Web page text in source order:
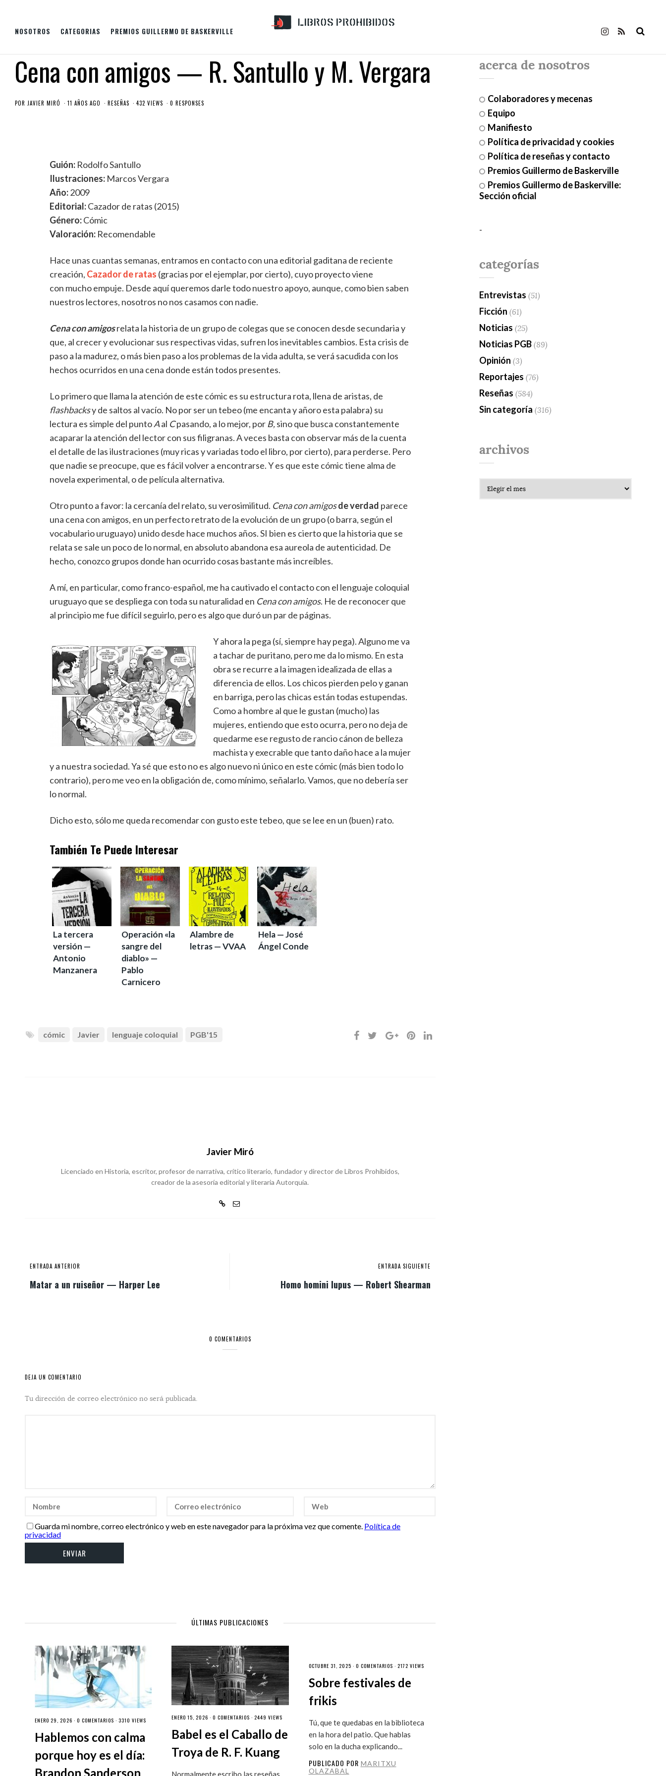
NOSOTROS CATEGORIAS PREMIOS GUILLERMO DE BASKERVILLE
Cena con amigos — R. Santullo y M. Vergara
POR JAVIER MIRÓ 11 AÑOS AGO RESEÑAS 432 VIEWS 0 RESPONSES
Guión: Rodolfo Santullo
Ilustraciones: Marcos Vergara
Año:2009
Editorial:Cazador de ratas (2015)
Género:Cómic
Valoración:Recomendable
Hace unas cuantas semanas, entramos en contacto con una editorial gaditana de reciente
creación, Cazador de ratas (gracias por el ejemplar, por cierto), cuyo proyecto viene
con mucho empuje. Desde aquí queremos darle todo nuestro apoyo, aunque, como bien saben
nuestros lectores, nosotros no nos casamos con nadie.
Cena con amigosrelata la historia de un grupo de colegas que se conocen desde secundaria y
que, al crecer y evolucionar sus respectivas vidas, sufren los inevitables cambios. Esta crisis de
paso a la madurez, o más bien paso a los problemas de la vida adulta, se verá sacudida con los
hechos ocurridos en una cena donde están todos presentes.
Lo primero que llama la atención de este cómic es su estructura rota, llena de aristas, de
flashbacksy de saltos al vacío. No por ser un tebeo (me encanta y añoro esta palabra) su
lectura es simple del puntoAal Cpasando, a lo mejor, por B,sino que busca constantemente
acaparar la atención del lector con sus filigranas. A veces basta con observar más de la cuenta
el detalle de las ilustraciones (muy ricas y variadas todo el libro, por cierto), para perderse. Pero
que nadie se preocupe, que es fácil volver a encontrarse. Y es que este cómic tiene alma de
novela experimental, o de película alternativa.
Otro punto a favor: la cercanía del relato, su verosimilitud. Cena con amigos de verdad parece
una cena con amigos, en un perfecto retrato de la evolución de un grupo (o barra, según el
vocabulario uruguayo) unido desde hace muchos años. SI bien es cierto que la historia que se
relata se sale un poco de lo normal, en absoluto abandona esa aureola de autenticidad. De
hecho, conozco grupos donde han ocurrido cosas bastante más increíbles.
A mí, en particular, como franco-español, me ha cautivado el contacto con el lenguaje coloquial
uruguayo que se despliega con toda su naturalidad en Cena con amigos. He de reconocer que
al principio me fue difícil seguirlo, pero es algo que duró un par de páginas.
Y ahora la pega (sí, siempre hay pega). Alguno me va
a tachar de puritano, pero me da lo mismo. En esta
obra se recurre a la imagen idealizada de ellas a
diferencia de ellos. Los chicos pierden pelo y ganan
en barriga, pero las chicas están todas estupendas.
Como a hombre al que le gustan (mucho) las
mujeres, entiendo que esto ocurra, pero no deja de
quedarme ese regusto de rancio cánon de belleza
machista y execrable que tanto daño hace a la mujer
y a nuestra sociedad. Ya sé que esto no es algo nuevo ni único en este cómic (más bien todo lo
contrario), pero me veo en la obligación de, como mínimo, señalarlo. Vamos, que no debería ser
lo normal.
Dicho esto, sólo me queda recomendar con gusto este tebeo, que se lee en un (buen) rato.
También Te Puede Interesar
La tercera
versión —
Antonio
Manzanera
Operación «la
sangre del
diablo» —
Pablo
Carnicero
Alambre de
letras — VVAA
Hela — José
Ángel Conde
cómic Javier lenguaje coloquial PGB'15
Javier Miró
Licenciado en Historia, escritor, profesor de narrativa, crítico literario, fundador y director de Libros Prohibidos,
creador de la asesoría editorial y literaria Autorquía.
ENTRADA ANTERIOR
Matar a un ruiseñor — Harper Lee
ENTRADA SIGUIENTE
Homo homini lupus — Robert Shearman
0 COMENTARIOS
DEJA UN COMENTARIO
Tu dirección de correo electrónico no será publicada.
Guarda mi nombre, correo electrónico y web en este navegador para la próxima vez que comente. Política de
privacidad
ÚLTIMAS PUBLICACIONES
ENERO 29, 2026 · 0 COMENTARIOS · 3310 VIEWS
Hablemos con calma
porque hoy es el día:
Brandon Sanderson
ENERO 15, 2026 ·0 COMENTARIOS · 2449 VIEWS
Babel es el Caballo de
Troya de R. F. Kuang
Normalmente escribo las reseñas
OCTUBRE 31, 2025 · 0 COMENTARIOS · 2172 VIEWS
Sobre festivales de
frikis
Tú, que te quedabas en la biblioteca
en la hora del patio. Que hablas
solo en la ducha explicando...
PUBLICADO POR MARITXU
OLAZABAL
acerca de nosotros
Colaboradores y mecenas
Equipo
Manifiesto
Política de privacidad y cookies
Política de reseñas y contacto
Premios Guillermo de Baskerville
Premios Guillermo de Baskerville:
Sección oficial
-
categorías
Entrevistas (51)
Ficción (61)
Noticias (25)
Noticias PGB (89)
Opinión (3)
Reportajes (76)
Reseñas (584)
Sin categoría (316)
archivos